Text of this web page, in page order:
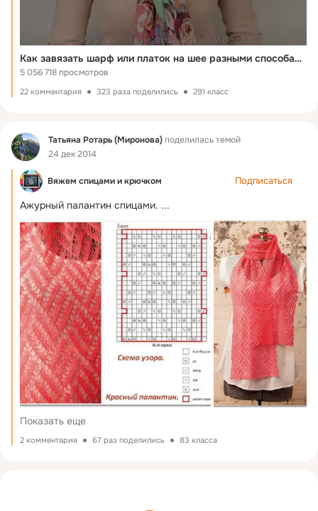
Как завязать шарф или платок на шее разными способами
5 056 718 просмотров
22 комментария 323 раза поделились 291 класс
Фид Татьяна Ротарь (Миронова)поделилась темой
24 дек 2014
Вяжем спицами и крючком Подписаться
Ажурный палантин спицами. ...
Показать еще
2 комментария 67 раз поделились 83 класса